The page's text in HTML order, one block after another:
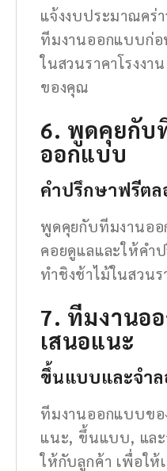
แจ้งงบประมาณคร่
ทีมงานออกแบบก่อ
ในสวนราคาโรงง
ของคุณ
6. พูดคุยกับ
ออกแบบ
คำปรึกษาฟรีตล
พูดคุยกับทีมงานออ
คอยดูแลและให้คำ
ทำชิงช้าไม้ในสวนร
7. ทีมงานอ
เสนอแนะ
ขึ้นแบบและจำล
ทีมงานออกแบบขอ
แนะ, ขึ้นแบบ, และ
ให้กับลูกค้า เพื่อใ